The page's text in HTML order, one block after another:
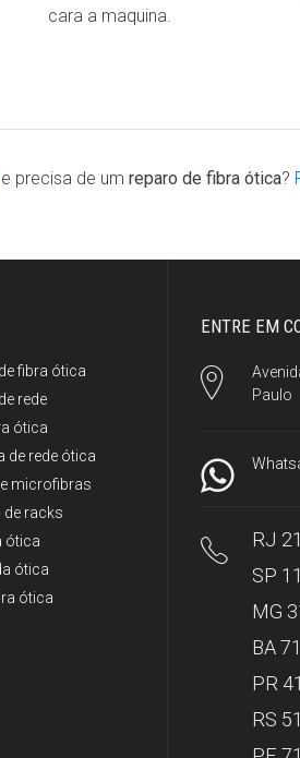
cara a maquina.
e precisa de um reparo de fibra ótica?
fibra ótica
rede
ótica
de rede ótica
microfibras
de racks
ótica
ótica
ótica
ENTRE EM
Paulo
RJ
SP
MG
BA
PR
RS